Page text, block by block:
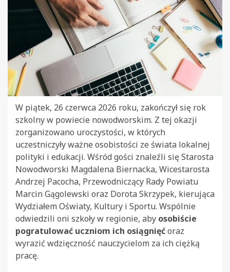
W piątek, 26 czerwca 2026 roku, zakończył się rok
szkolny w powiecie nowodworskim. Z tej okazji
zorganizowano uroczystości, w których
uczestniczyły ważne osobistości ze świata lokalnej
polityki i edukacji. Wśród gości znaleźli się Starosta
Nowodworski Magdalena Biernacka, Wicestarosta
Andrzej Pacocha, Przewodniczący Rady Powiatu
Marcin Gągolewski oraz Dorota Skrzypek, kierująca
Wydziałem Oświaty, Kultury i Sportu. Wspólnie
odwiedzili oni szkoły w regionie, aby osobiście
pogratulować uczniom ich osiągnięćoraz
wyrazić wdzięczność nauczycielom za ich ciężką
pracę.